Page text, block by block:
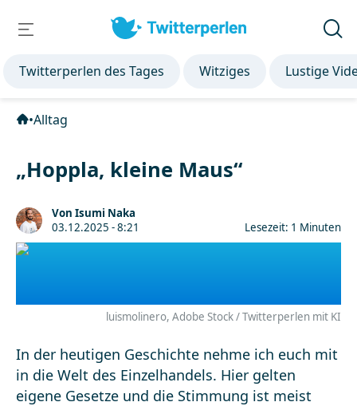
Twitterperlen des Tages Witziges Lustige
•Alltag
„Hoppla, kleine Maus“
Von Isumi Naka
03.12.2025 - 8:21
Lesezeit: 1 Minuten
luismolinero, Adobe Stock / Twitterperlen mit KI
In der heutigen Geschichte nehme ich euch mit
in die Welt des Einzelhandels. Hier gelten
eigene Gesetze und die Stimmung ist meist